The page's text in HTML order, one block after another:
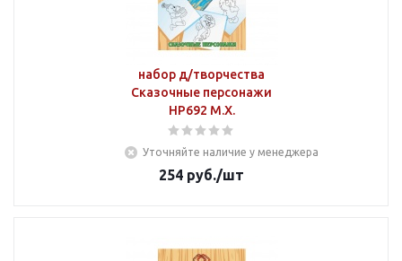
набор д/творчества
Сказочные персонажи
НР692 М.Х.
Уточняйте наличие у менеджера
254 руб./шт